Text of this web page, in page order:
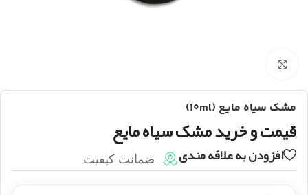
مشک سیاه مایع (۱۰ml)
قیمت و خرید مشک سیاه مایع
افزودن به علاقه مندی ضمانت کیفیت